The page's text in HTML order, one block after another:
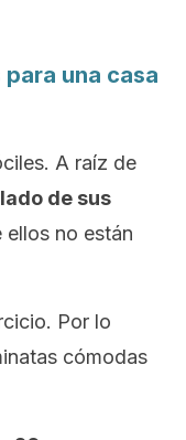
una casa
A raíz de
de sus
ellos no están
Por lo
cómodas